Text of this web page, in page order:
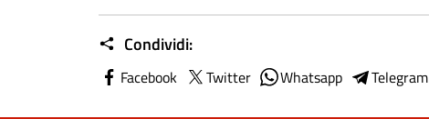
Condividi:
Facebook Twitter Whatsapp Telegram